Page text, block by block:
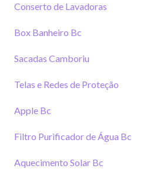
Conserto de Lavadoras
Box Banheiro Bc
Sacadas Camboriu
Telas e Redes de Proteção
Apple Bc
Filtro Purificador de Água Bc
Aquecimento Solar Bc